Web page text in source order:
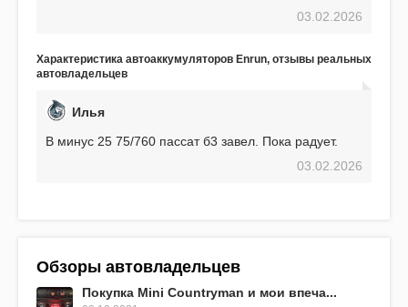
использования не было ни единой поломки,
EFB 75. Судя по характеристикам, он даже
превосходит предыдущую модель.
03.02.2026
Характеристика автоаккумуляторов Enrun, отзывы реальных
автовладельцев
Илья
В минус 25 75/760 пассат б3 завел. Пока радует.
03.02.2026
Обзоры автовладельцев
Покупка Mini Countryman и мои впеча...